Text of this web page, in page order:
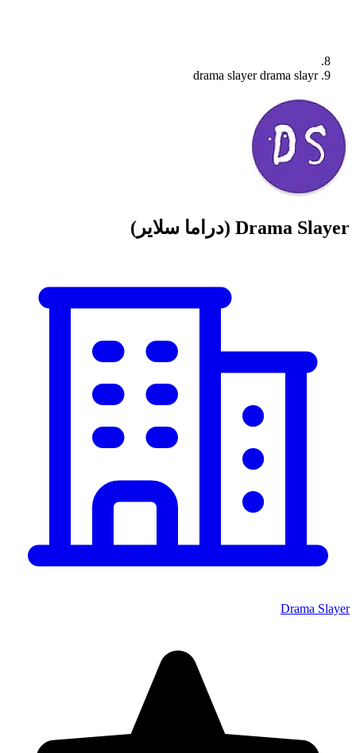
drama slayer drama slayr
Drama Slayer (دراما سلاير)
Drama Slayer